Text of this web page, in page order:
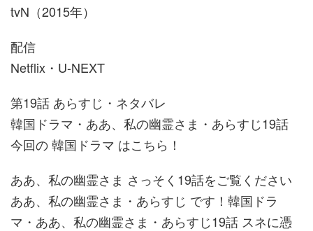
tvN（2015年）
配信
Netflix・U-NEXT
第19話 あらすじ・ネタバレ
韓国ドラマ・ああ、私の幽霊さま・あらすじ19話
今回の 韓国ドラマ はこちら！
ああ、私の幽霊さま さっそく19話をご覧ください
ああ、私の幽霊さま・あらすじ です！韓国ドラ
マ・ああ、私の幽霊さま・あらすじ19話 スネに憑